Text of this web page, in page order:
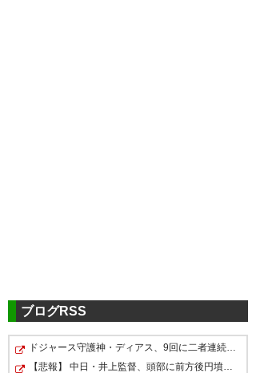
26
脇坂のポーズww
脇坂のフォメ写真のクセがすご
ブログRSS
ドジャース守護神・ディアス、9回に二者連続三塁打で同点…
【悲報】 中日・井上監督、頭部に前方後円墳が発見される